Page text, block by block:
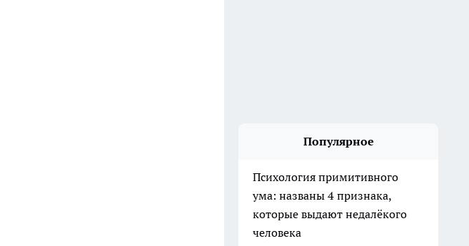
Популярное
Психология примитивного
ума: названы 4 признака,
которые выдают недалёкого
человека